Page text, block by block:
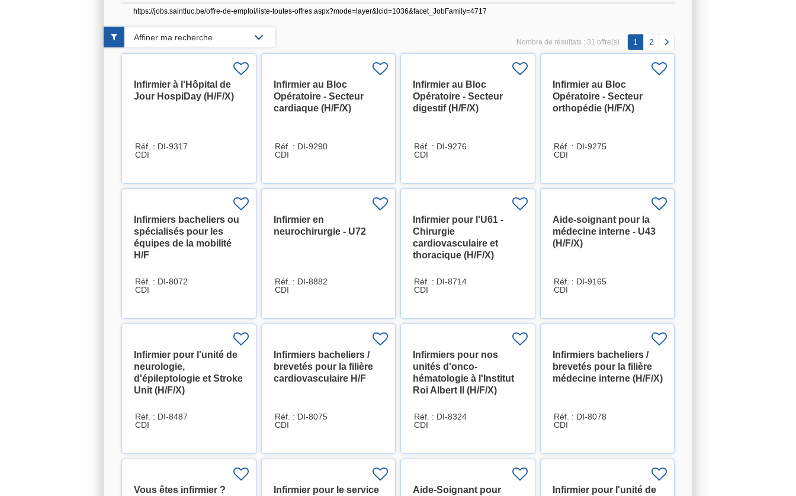
https://jobs.saintluc.be/offre-de-emploi/liste-toutes-offres.aspx?mode=layer&lcid=1036&facet_JobFamily=4717
Nombre de résultats : 31 offre(s) 1 2
Infirmier à l'Hôpital de
Jour HospiDay (H/F/X)
Réf. : DI-9317
CDI
Infirmier au Bloc
Opératoire - Secteur
cardiaque (H/F/X)
Réf. : DI-9290
CDI
Infirmier au Bloc
Opératoire - Secteur
digestif (H/F/X)
Réf. : DI-9276
CDI
Infirmier au Bloc
Opératoire - Secteur
orthopédie (H/F/X)
Réf. : DI-9275
CDI
Infirmiers bacheliers ou
spécialisés pour les
équipes de la mobilité
H/F
Réf. : DI-8072
CDI
Infirmier en
neurochirurgie - U72
Réf. : DI-8882
CDI
Infirmier pour l'U61 -
Chirurgie
cardiovasculaire et
thoracique (H/F/X)
Réf. : DI-8714
CDI
Aide-soignant pour la
médecine interne - U43
(H/F/X)
Réf. : DI-9165
CDI
Infirmier pour l'unité de
neurologie,
d'épileptologie et Stroke
Unit (H/F/X)
Réf. : DI-8487
CDI
Infirmiers bacheliers /
brevetés pour la filière
cardiovasculaire H/F
Réf. : DI-8075
CDI
Infirmiers pour nos
unités d'onco-
hématologie à l'Institut
Roi Albert II (H/F/X)
Réf. : DI-8324
CDI
Infirmiers bacheliers /
brevetés pour la filière
médecine interne (H/F/X)
Réf. : DI-8078
CDI
Vous êtes infirmier ?
Infirmier pour le service
Aide-Soignant pour
Infirmier pour l'unité de
Affiner ma recherche